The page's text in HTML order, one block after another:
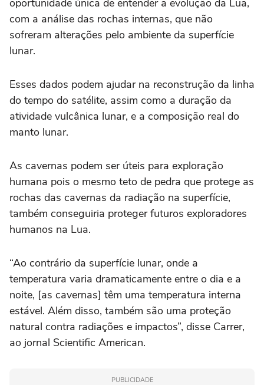
com a análise das rochas internas, que não
sofreram alterações pelo ambiente da superfície
lunar.
Esses dados podem ajudar na reconstrução da linha
do tempo do satélite, assim como a duração da
atividade vulcânica lunar, e a composição real do
manto lunar.
As cavernas podem ser úteis para exploração
humana pois o mesmo teto de pedra que protege as
rochas das cavernas da radiação na superfície,
também conseguiria proteger futuros exploradores
humanos na Lua.
“Ao contrário da superfície lunar, onde a
temperatura varia dramaticamente entre o dia e a
noite, [as cavernas] têm uma temperatura interna
estável. Além disso, também são uma proteção
natural contra radiações e impactos”, disse Carrer,
ao jornal Scientific American.
PUBLICIDADE